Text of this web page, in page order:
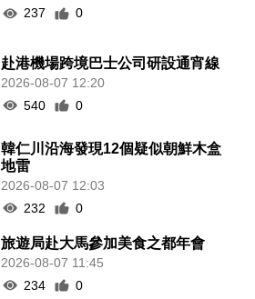
237
0
赴港機場跨境巴士公司研設通宵線
2026-08-07 12:20
540
0
韓仁川沿海發現12個疑似朝鮮木盒
地雷
2026-08-07 12:03
232
0
旅遊局赴大馬參加美食之都年會
2026-08-07 11:45
234
0